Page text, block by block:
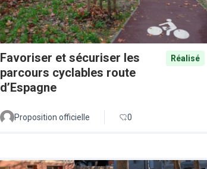
Favoriser et sécuriser les
parcours cyclables route
d’Espagne
Réalisé
Proposition officielle 0